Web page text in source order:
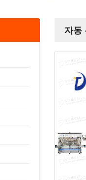
자동